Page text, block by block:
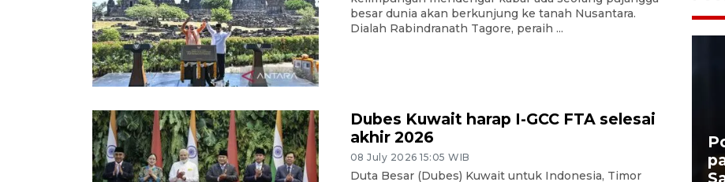
besar dunia akan berkunjung ke tanah Nusantara.
Dialah Rabindranath Tagore, peraih ...
Dubes Kuwait harap I-GCC FTA selesai
akhir 2026
08 July 2026 15:05 WIB
Duta Besar (Dubes) Kuwait untuk Indonesia, Timor
Layanan pembuatan SIM Baru